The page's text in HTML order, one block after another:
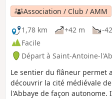
Association / Club / AMM
1,78 km
+42 m -
Facile
Départ à Saint-Antoine-
Le sentier du flâneur permet
découvrir la cité médiévale
l'Abbaye de façon autonome.